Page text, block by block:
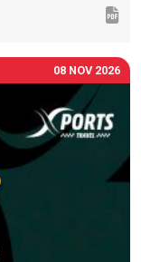
08 NOV 2026